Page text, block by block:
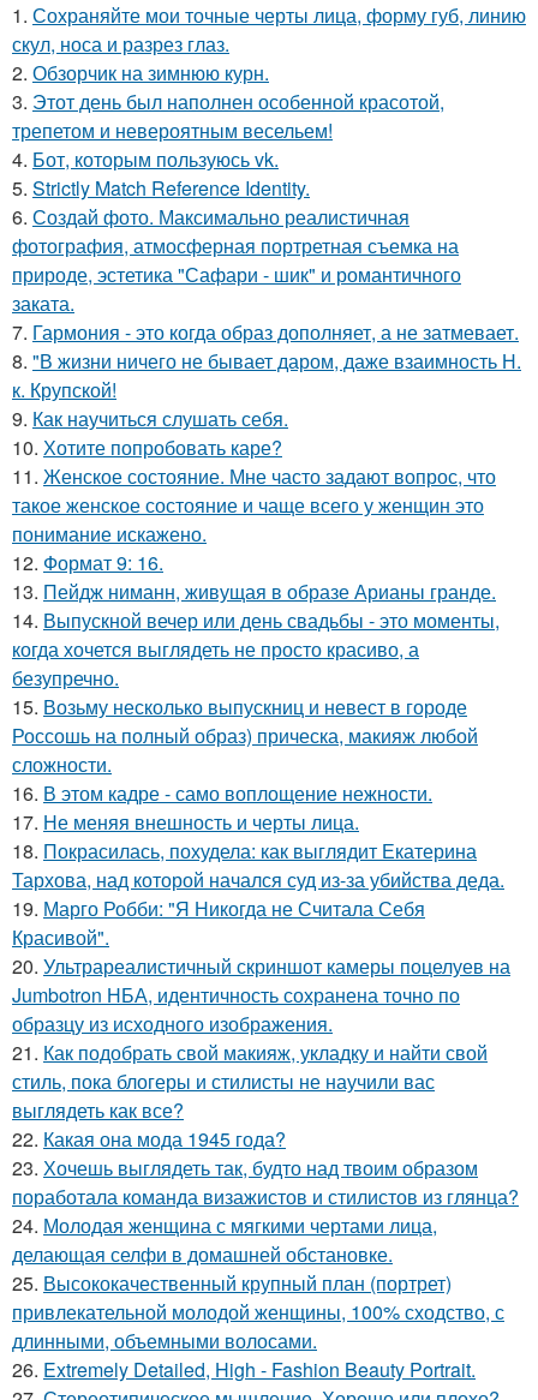
1. Сохраняйте мои точные черты лица, форму губ, линию
скул, носа и разрез глаз.
2. Обзорчик на зимнюю курн.
3. Этот день был наполнен особенной красотой,
трепетом и невероятным весельем!
4. Бот, которым пользуюсь vk.
5. Strictly Match Reference Identity.
6. Создай фото. Максимально реалистичная
фотография, атмосферная портретная съемка на
природе, эстетика "Сафари - шик" и романтичного
заката.
7. Гармония - это когда образ дополняет, а не затмевает.
8. "В жизни ничего не бывает даром, даже взаимность Н.
к. Крупской!
9. Как научиться слушать себя.
10. Хотите попробовать каре?
11. Женское состояние. Мне часто задают вопрос, что
такое женское состояние и чаще всего у женщин это
понимание искажено.
12. Формат 9: 16.
13. Пейдж ниманн, живущая в образе Арианы гранде.
14. Выпускной вечер или день свадьбы - это моменты,
когда хочется выглядеть не просто красиво, а
безупречно.
15. Возьму несколько выпускниц и невест в городе
Россошь на полный образ) прическа, макияж любой
сложности.
16. В этом кадре - само воплощение нежности.
17. Не меняя внешность и черты лица.
18. Покрасилась, похудела: как выглядит Екатерина
Тархова, над которой начался суд из-за убийства деда.
19. Марго Робби: "Я Никогда не Считала Себя
Красивой".
20. Ультрареалистичный скриншот камеры поцелуев на
Jumbotron НБА, идентичность сохранена точно по
образцу из исходного изображения.
21. Как подобрать свой макияж, укладку и найти свой
стиль, пока блогеры и стилисты не научили вас
выглядеть как все?
22. Какая она мода 1945 года?
23. Хочешь выглядеть так, будто над твоим образом
поработала команда визажистов и стилистов из глянца?
24. Молодая женщина с мягкими чертами лица,
делающая селфи в домашней обстановке.
25. Высококачественный крупный план (портрет)
привлекательной молодой женщины, 100% сходство, с
длинными, объемными волосами.
26. Extremely Detailed, High - Fashion Beauty Portrait.